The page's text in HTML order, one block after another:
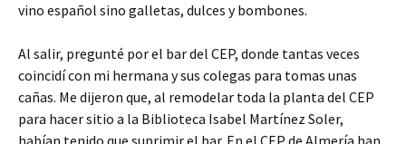
vino español sino galletas, dulces y bombones.
Al salir, pregunté por el bar del CEP, donde tantas veces
coincidí con mi hermana y sus colegas para tomas unas
cañas. Me dijeron que, al remodelar toda la planta del CEP
para hacer sitio a la Biblioteca Isabel Martínez Soler,
habían tenido que suprimir el bar. En el CEP de Almería han